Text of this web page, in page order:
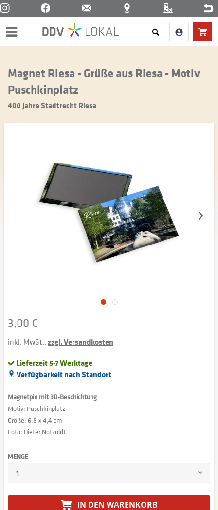
Menü
Magnet Riesa - Grüße aus Riesa - Motiv
Puschkinplatz
400 Jahre Stadtrecht Riesa
3,00 €
inkl. MwSt.,zzgl. Versandkosten
Lieferzeit 5-7 Werktage
Verfügbarkeit nach Standort
Magnetpin mit 3D-Beschichtung
Motiv: Puschkinplatz
Größe: 6,8 x 4,4 cm
Foto: Dieter Nötzoldt
MENGE
IN DEN WARENKORB